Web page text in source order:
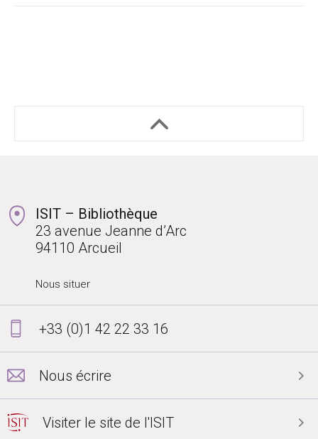
ISIT – Bibliothèque
23 avenue Jeanne d’Arc
94110 Arcueil
Nous situer
+33 (0)1 42 22 33 16
Nous écrire
Visiter le site de l'ISIT